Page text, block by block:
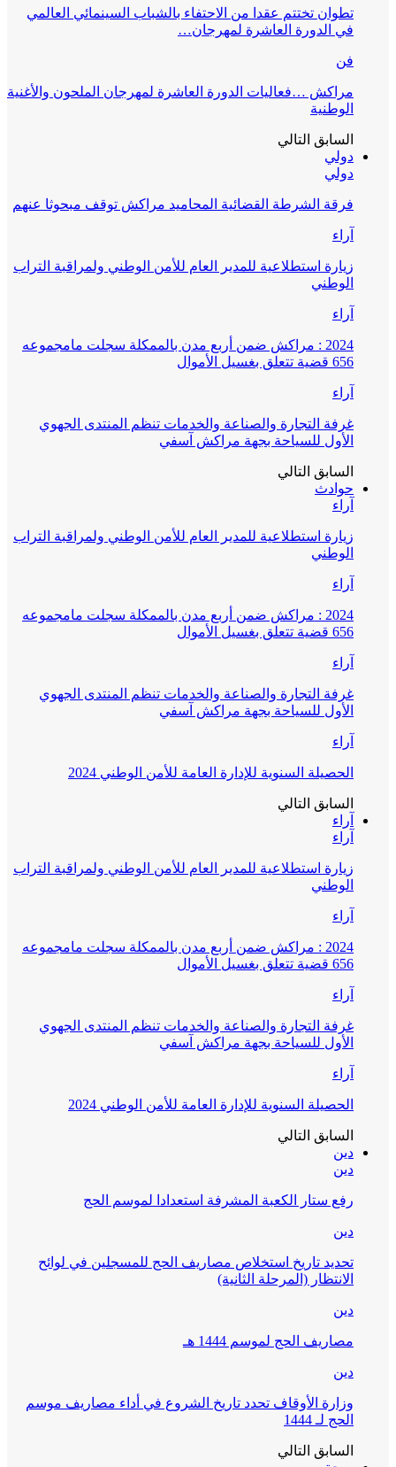
تطوان تختتم عقدا من الاحتفاء بالشباب السينمائي العالمي
في الدورة العاشرة لمهرجان…
فن
مراكش …فعاليات الدورة العاشرة لمهرجان الملحون والأغنية
الوطنية
السابق التالي
دولي
دولي
فرقة الشرطة القضائية المحاميد مراكش توقف مبحوثا عنهم
آراء
زيارة استطلاعية للمدير العام للأمن الوطني ولمراقبة التراب
الوطني
آراء
2024 : مراكش ضمن أربع مدن بالممكلة سجلت مامجموعه
656 قضية تتعلق بغسيل الأموال
آراء
غرفة التجارة والصناعة والخدمات تنظم المنتدى الجهوي
الأول للسياحة بجهة مراكش آسفي
السابق التالي
حوادث
آراء
زيارة استطلاعية للمدير العام للأمن الوطني ولمراقبة التراب
الوطني
آراء
2024 : مراكش ضمن أربع مدن بالممكلة سجلت مامجموعه
656 قضية تتعلق بغسيل الأموال
آراء
غرفة التجارة والصناعة والخدمات تنظم المنتدى الجهوي
الأول للسياحة بجهة مراكش آسفي
آراء
الحصيلة السنوية للإدارة العامة للأمن الوطني 2024
السابق التالي
آراء
آراء
زيارة استطلاعية للمدير العام للأمن الوطني ولمراقبة التراب
الوطني
آراء
2024 : مراكش ضمن أربع مدن بالممكلة سجلت مامجموعه
656 قضية تتعلق بغسيل الأموال
آراء
غرفة التجارة والصناعة والخدمات تنظم المنتدى الجهوي
الأول للسياحة بجهة مراكش آسفي
آراء
الحصيلة السنوية للإدارة العامة للأمن الوطني 2024
السابق التالي
دين
دين
رفع ستار الكعبة المشرفة استعدادا لموسم الحج
دين
تحديد تاريخ استخلاص مصاريف الحج للمسجلين في لوائح
الانتظار (المرحلة الثانية)
دين
مصاريف الحج لموسم 1444 هـ
دين
وزارة الأوقاف تحدد تاريخ الشروع في أداء مصاريف موسم
الحج لـ 1444
السابق التالي